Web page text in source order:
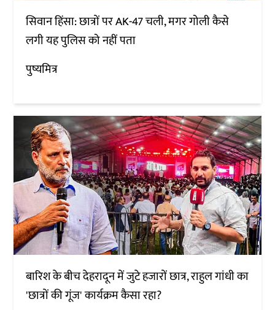
सिवान हिंसा: छात्रों पर AK-47 चली, मगर गोली कैसे
लगी यह पुलिस को नहीं पता
पुष्यमित्र
बारिश के बीच देहरादून में जुटे हजारों छात्र, राहुल गांधी का
'छात्रों की गूंज' कार्यक्रम कैसा रहा?